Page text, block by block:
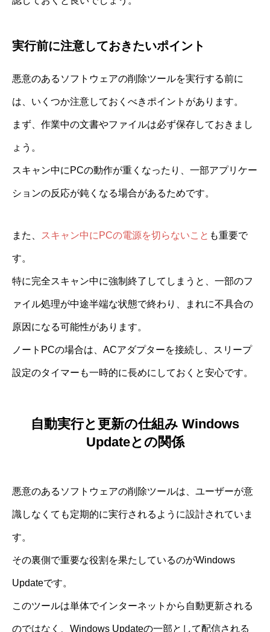
実行前に注意しておきたいポイント
悪意のあるソフトウェアの削除ツールを実行する前に
は、いくつか注意しておくべきポイントがあります。
まず、作業中の文書やファイルは必ず保存しておきまし
ょう。
スキャン中にPCの動作が重くなったり、一部アプリケー
ションの反応が鈍くなる場合があるためです。
また、 スキャン中にPCの電源を切らないこと も重要で
す。
特に完全スキャン中に強制終了してしまうと、一部のフ
ァイル処理が中途半端な状態で終わり、まれに不具合の
原因になる可能性があります。
ノートPCの場合は、ACアダプターを接続し、スリープ
設定のタイマーも一時的に長めにしておくと安心です。
自動実行と更新の仕組み Windows
Updateとの関係
悪意のあるソフトウェアの削除ツールは、ユーザーが意
識しなくても定期的に実行されるように設計されていま
す。
その裏側で重要な役割を果たしているのがWindows
Updateです。
このツールは単体でインターネットから自動更新される
のではなく、Windows Updateの一部として配信される